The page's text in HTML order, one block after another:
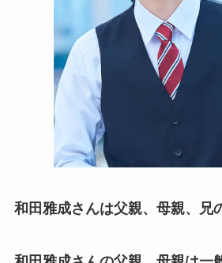
和田雅成さんは父親、母親、兄